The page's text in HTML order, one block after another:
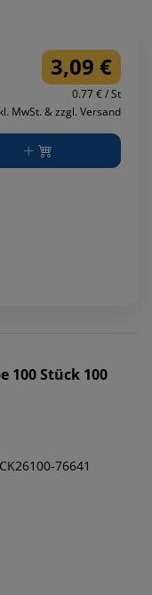
3,09 €
0.77 € / St
MwSt. & zzgl. Versand
100 Stück 100
76641